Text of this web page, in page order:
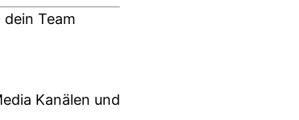
Team
Kanälen und